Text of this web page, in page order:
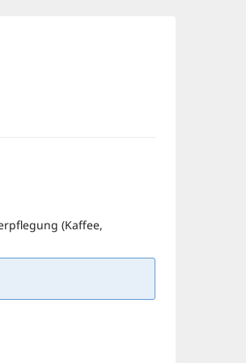
(Kaffee,